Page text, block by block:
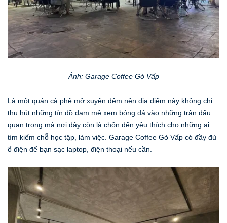
Ảnh: Garage Coffee Gò Vấp
Là một quán cà phê mở xuyên đêm nên địa điểm này không chỉ
thu hút những tín đồ đam mê xem bóng đá vào những trận đấu
quan trọng mà nơi đây còn là chốn đến yêu thích cho những ai
tìm kiếm chỗ học tập, làm việc. Garage Coffee Gò Vấp có đầy đủ
ổ điện để bạn sạc laptop, điện thoại nếu cần.